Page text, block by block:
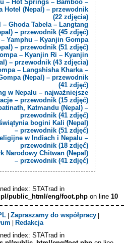
– Hot Springs – Bamboo –
Hotel (Nepal) – przewodnik
(22 zdjęcia)
– Ghoda Tabela – Langtang
– przewodnik (45 zdjęć)
Yamphu – Kyanjin Gompa
– przewodnik (51 zdjęć)
– Kyanjin Ri – Kyanjin
– przewodnik (43 zdjęcia)
– Langshisha Kharka –
(Nepal) – przewodnik
(41 zdjęć)
w Nepalu – najważniejsze
– przewodnik (15 zdjęć)
Katmandu (Nepal) –
przewodnik (41 zdjęć)
bogini Kali (Nepal)
– przewodnik (51 zdjęć)
w Indiach i Nepalu –
przewodnik (18 zdjęć)
Narodowy Chitwan (Nepal)
– przewodnik (41 zdjęć)
index: STATrad in
public_html/eng/foot.php on line 10
| Zapraszamy do współpracy|
Redakcja
index: STATrad in